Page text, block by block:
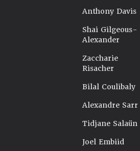
Anthony Davis
Shai Gilgeous-
Alexander
Zaccharie
Risacher
Bilal Coulibaly
Alexandre Sarr
Tidjane Salaün
Joel Embiid